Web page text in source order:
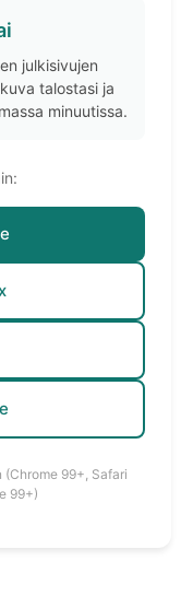
julkisivujen
talostasi ja
minuutissa.
99+, Safari
99+)